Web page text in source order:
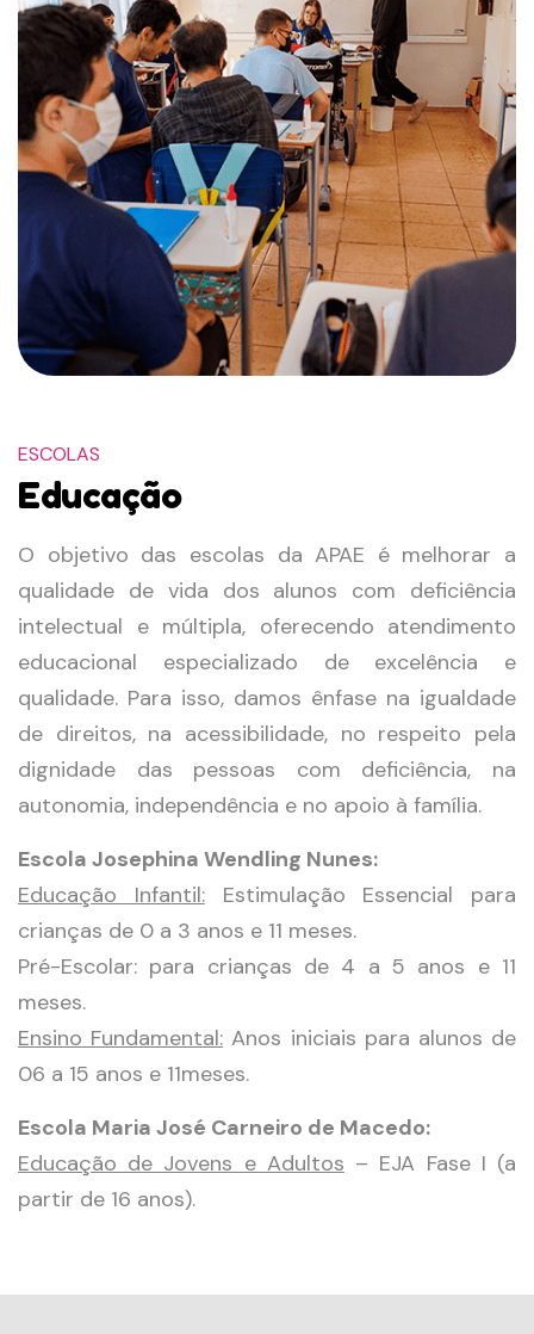
ESCOLAS
Educação
O objetivo das escolas da APAE é melhorar a
qualidade de vida dos alunos com deficiência
intelectual e múltipla, oferecendo atendimento
educacional especializado de excelência e
qualidade. Para isso, damos ênfase na igualdade
de direitos, na acessibilidade, no respeito pela
dignidade das pessoas com deficiência, na
autonomia, independência e no apoio à família.
Escola Josephina Wendling Nunes:
Educação Infantil:Estimulação Essencial para
crianças de 0 a 3 anos e 11 meses.
Pré-Escolar: para crianças de 4 a 5 anos e 11
meses.
Ensino Fundamental: Anos iniciais para alunos de
06 a 15 anos e 11meses.
Escola Maria José Carneiro de Macedo:
Educação de Jovens e Adultos – EJA Fase I (a
partir de 16 anos).